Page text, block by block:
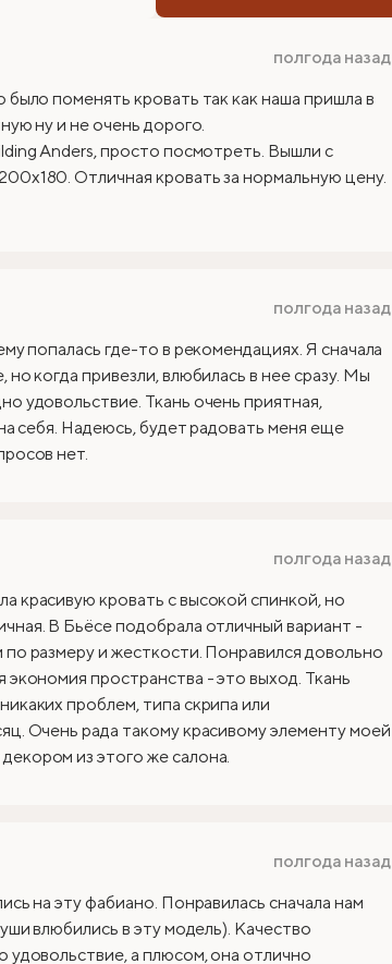
полгода назад
поменять кровать так как наша пришла в
ну и не очень дорого.
Anders, просто посмотреть. Вышли с
Отличная кровать за нормальную цену.
полгода назад
попалась где-то в рекомендациях. Я сначала
когда привезли, влюбилась в нее сразу. Мы
удовольствие. Ткань очень приятная,
себя. Надеюсь, будет радовать меня еще
нет.
полгода назад
красивую кровать с высокой спинкой, но
В Бьёсе подобрала отличный вариант -
размеру и жесткости. Понравился довольно
пространства - это выход. Ткань
проблем, типа скрипа или
Очень рада такому красивому элементу моей
из этого же салона.
полгода назад
на эту фабиано. Понравилась сначала нам
влюбились в эту модель). Качество
удовольствие, а плюсом, она отлично